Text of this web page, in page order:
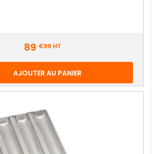
89 €99 HT
AJOUTER AU PANIER